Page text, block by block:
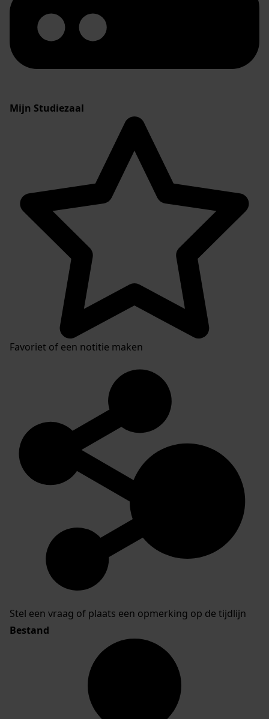
Mijn Studiezaal
Favoriet of een notitie maken
Stel een vraag of plaats een opmerking op de tijdlijn
Bestand